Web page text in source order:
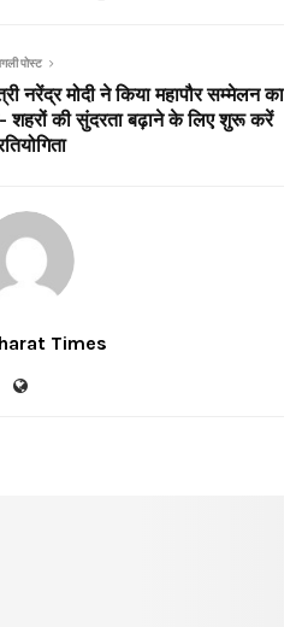
पोस्ट
नरेंद्र मोदी ने किया महापौर सम्मेलन का
शहरों की सुंदरता बढ़ाने के लिए शुरू करें
Times